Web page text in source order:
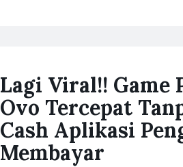
Lagi Viral!! Game
Ovo Tercepat
Cash Aplikasi
Membayar